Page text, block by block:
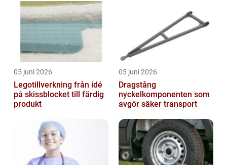
05 juni 2026
Legotillverkning från idé
på skissblocket till färdig
produkt
05 juni 2026
Dragstång
nyckelkomponenten som
avgör säker transport